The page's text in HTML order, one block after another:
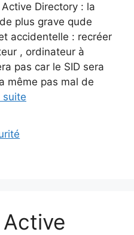
Directory : la
plus grave qude
accidentelle : recréer
, ordinateur à
pas car le SID sera
même pas mal de
suite